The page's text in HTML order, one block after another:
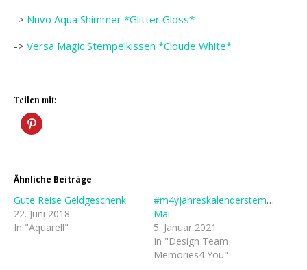
-> Nuvo Aqua Shimmer *Glitter Gloss*
-> Versa Magic Stempelkissen *Cloude White*
Teilen mit:
Ähnliche Beiträge
Gute Reise Geldgeschenk
22. Juni 2018
In "Aquarell"
#m4yjahreskalenderstempel2021
Mai
5. Januar 2021
In "Design Team
Memories4 You"